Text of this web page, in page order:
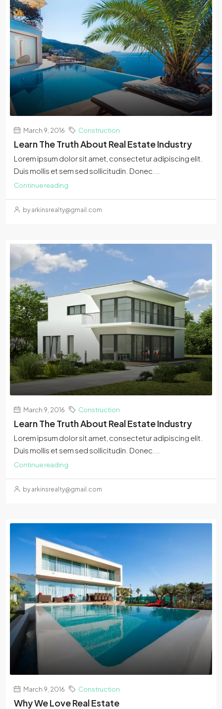
March 9, 2016 Construction
Learn The Truth About Real Estate Industry
Lorem ipsum dolor sit amet, consectetur adipiscing elit.
Duis mollis et sem sed sollicitudin. Donec...
Continue reading
by arkinsrealty@gmail.com
March 9, 2016 Construction
Learn The Truth About Real Estate Industry
Lorem ipsum dolor sit amet, consectetur adipiscing elit.
Duis mollis et sem sed sollicitudin. Donec...
Continue reading
by arkinsrealty@gmail.com
March 9, 2016 Construction
Why We Love Real Estate